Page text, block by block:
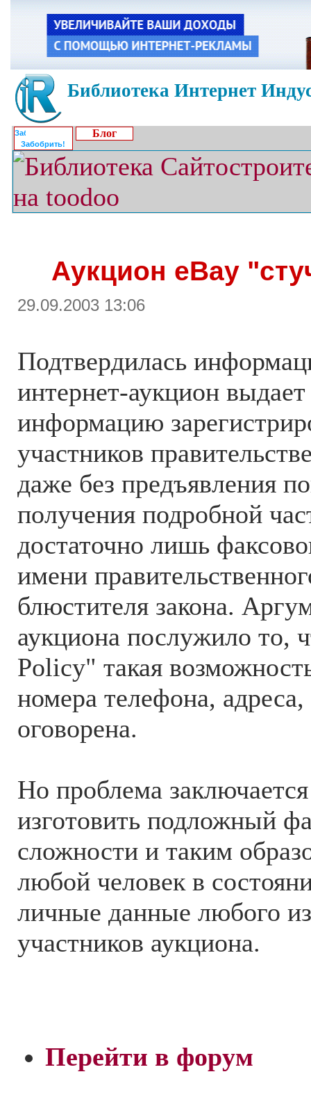
Библиотека Интернет
Забобрить!
Блог
Аукцион eBay
29.09.2003 13:06
Подтвердилась
интернет-аукцион
информацию
участников
даже без предъявления
получения подробной
достаточно лишь
имени
блюстителя закона.
аукциона послужило то,
Policy" такая
номера телефона,
оговорена.
Но проблема
изготовить подложный
сложности и таким
любой человек в
личные данные любого
участников аукциона.
Перейти в форум